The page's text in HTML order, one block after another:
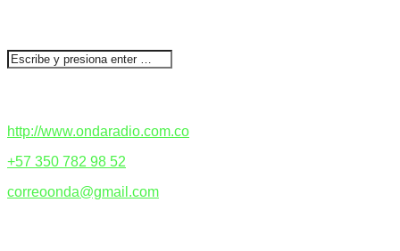
http://www.ondaradio.com.co
+57 350 782 98 52
correoonda@gmail.com